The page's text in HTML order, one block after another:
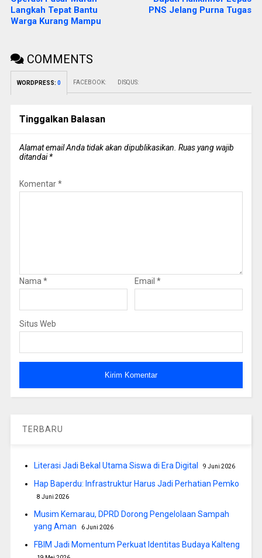
Langkah Tepat Bantu
Warga Kurang Mampu
PNS Jelang Purna Tugas
COMMENTS
WORDPRESS: 0 FACEBOOK: DISQUS:
Tinggalkan Balasan
Alamat email Anda tidak akan dipublikasikan. Ruas yang wajib
ditandai*
Komentar*
Nama * Email *
Situs Web
TERBARU
Literasi Jadi Bekal Utama Siswa di Era Digital 9 Juni 2026
Hap Baperdu: Infrastruktur Harus Jadi Perhatian Pemko
8 Juni 2026
Musim Kemarau, DPRD Dorong Pengelolaan Sampah
yang Aman
6 Juni 2026
FBIM Jadi Momentum Perkuat Identitas Budaya Kalteng